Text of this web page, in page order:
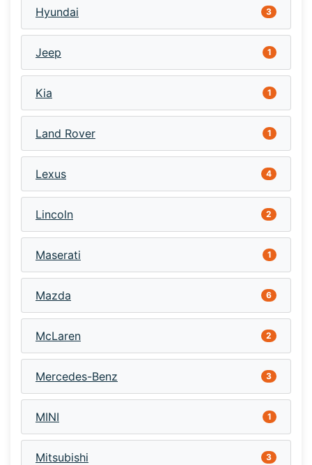
Hyundai 3
Jeep 1
Kia 1
Land Rover 1
Lexus 4
Lincoln 2
Maserati 1
Mazda 6
McLaren 2
Mercedes-Benz 3
MINI 1
Mitsubishi 3